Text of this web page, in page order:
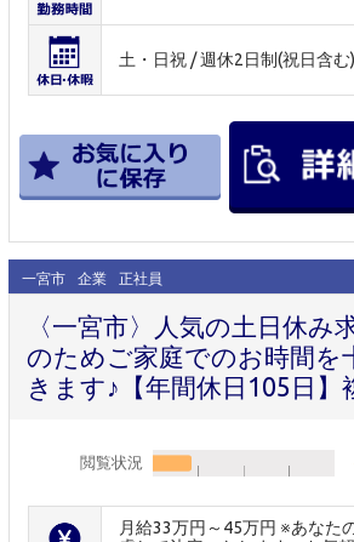
土・日祝 / 週休2日制(祝日含
一宮市 企業 正社員
〈一宮市〉人気の土日休み
のためご家庭でのお時間を
きます♪【年間休日105日】
閲覧状況
月給33万円～45万円 ※あなた